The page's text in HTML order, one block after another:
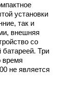
установки
так и
внешняя
со
батареей. Три
время
не является